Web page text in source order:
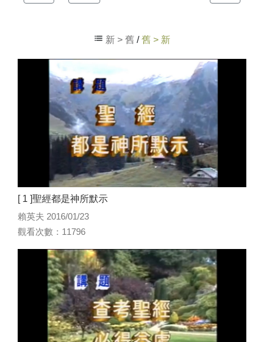
新 > 舊 /舊 > 新
[ 1 ]聖經都是神所默示
賴英夫 2016/01/23
觀看次數：11796